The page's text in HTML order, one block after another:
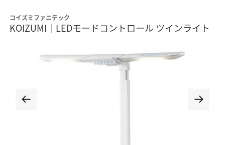
コイズミファニテック
KOIZUMI｜LEDモードコントロール ツインライト